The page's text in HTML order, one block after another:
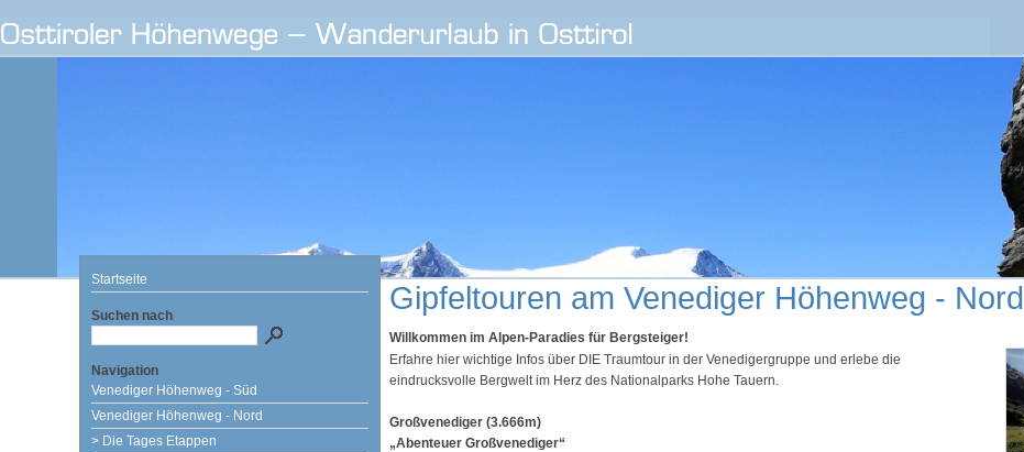
Startseite
Suchen nach
Navigation
Venediger Höhenweg - Süd
Venediger Höhenweg - Nord
> Die Tages Etappen
Gipfeltouren am Venediger Höhenweg - Nord
Willkommen im Alpen-Paradies für Bergsteiger!
Erfahre hier wichtige Infos über DIE Traumtour in der Venedigergruppe und erlebe die
eindrucksvolle Bergwelt im Herz des Nationalparks Hohe Tauern.
Großvenediger (3.666m)
„Abenteuer Großvenediger“